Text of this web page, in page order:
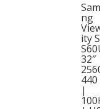
ng
ity
32″
440
|